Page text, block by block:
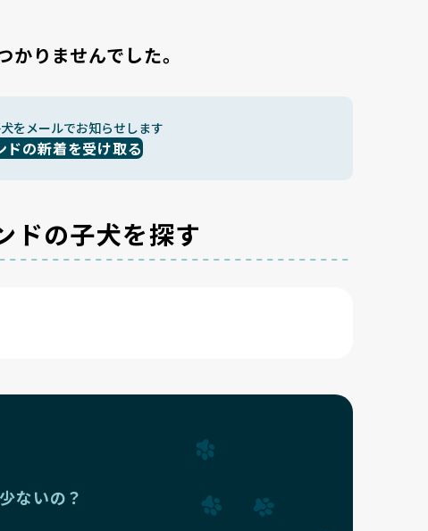
かりませんでした。
をメールでお知らせします
ドの新着を受け取る
ドの子犬を探す
ないの？